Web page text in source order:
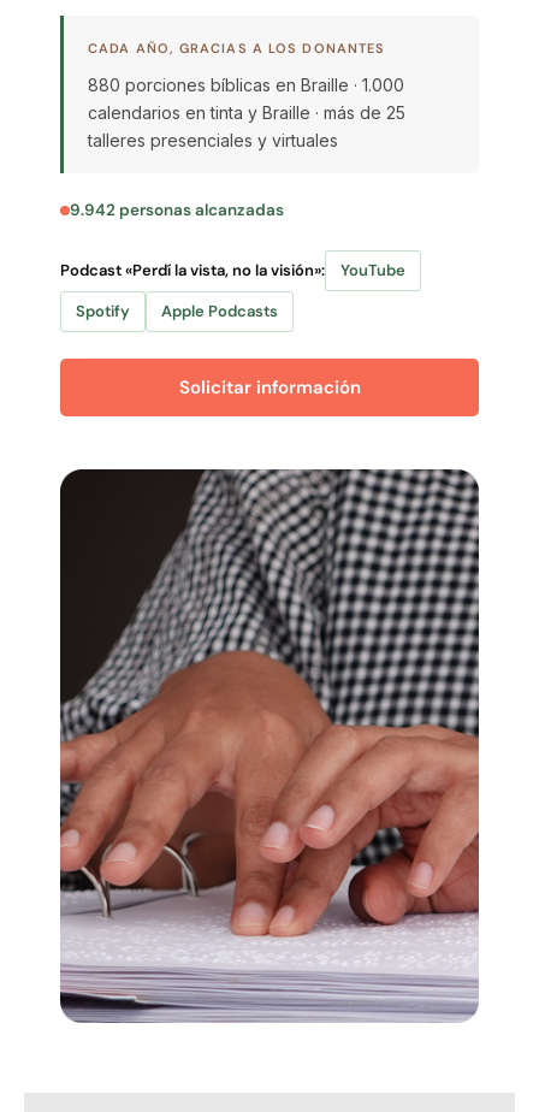
CADA AÑO, GRACIAS A LOS DONANTES
880 porciones bíblicas en Braille · 1.000
calendarios en tinta y Braille · más de 25
talleres presenciales y virtuales
9.942 personas alcanzadas
Podcast «Perdí la vista, no la visión»:
YouTube
Spotify
Apple Podcasts
Solicitar información